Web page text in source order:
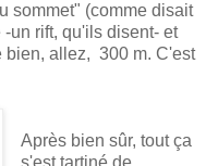
sommet" (comme disait
un rift, qu'ils disent- et
bien, allez, 300 m. C'est
Après bien sûr, tout ça